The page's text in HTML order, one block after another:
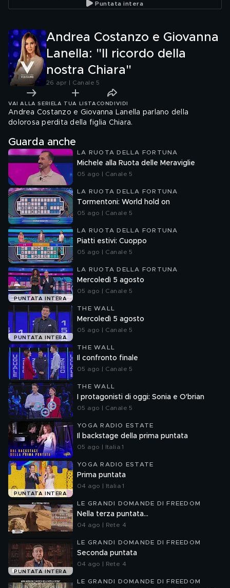
Puntata intera
Andrea Costanzo e Giovanna
Lanella: "Il ricordo della
nostra Chiara"
26 apr | Canale 5
VAI ALLA SERIE LA TUA LISTA CONDIVIDI
Andrea Costanzo e Giovanna Lanella parlano della
dolorosa perdita della figlia Chiara.
Guarda anche
LA RUOTA DELLA FORTUNA
Michele alla Ruota delle Meraviglie
05 ago | Canale 5
LA RUOTA DELLA FORTUNA
Tormentoni: World hold on
05 ago | Canale 5
LA RUOTA DELLA FORTUNA
Piatti estivi: Cuoppo
05 ago | Canale 5
PUNTATA INTERA
LA RUOTA DELLA FORTUNA
Mercoledì 5 agosto
05 ago | Canale 5
PUNTATA INTERA
THE WALL
Mercoledì 5 agosto
05 ago | Canale 5
THE WALL
Il confronto finale
05 ago | Canale 5
THE WALL
I protagonisti di oggi: Sonia e O'brian
05 ago | Canale 5
YOGA RADIO ESTATE
Il backstage della prima puntata
05 ago | Italia 1
PUNTATA INTERA
YOGA RADIO ESTATE
Prima puntata
04 ago | Italia 1
LE GRANDI DOMANDE DI FREEDOM
Nella terza puntata...
04 ago | Rete 4
PUNTATA INTERA
LE GRANDI DOMANDE DI FREEDOM
Seconda puntata
04 ago | Rete 4
LE GRANDI DOMANDE DI FREEDOM